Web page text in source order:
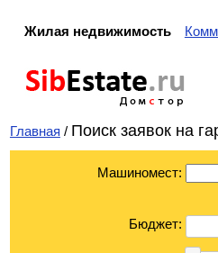
Жилая недвижимость
SibEstate.ru
стор
Главная / Поиск заявок на
Машиномест:
Бюджет: